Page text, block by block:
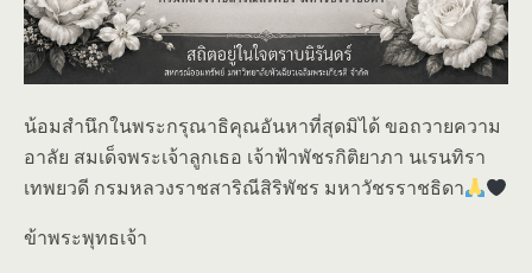
น้อมสำนึกในพระกรุณาธิคุณอันหาที่สุดมิได้ ขอถวายความ
อาลัย สมเด็จพระเจ้าลูกเธอ เจ้าฟ้าพัชรกิติยาภา นเรนทิรา
เทพยวดี กรมหลวงราชสาริณีสิริพัชร มหาวัชรราชธิดา
ข้าพระพุทธเจ้า